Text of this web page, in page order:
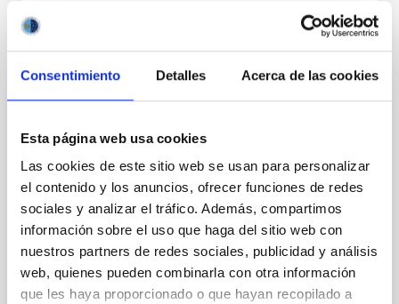
Consentimiento Detalles Acerca de las cookies
Esta página web usa cookies
Las cookies de este sitio web se usan para personalizar
el contenido y los anuncios, ofrecer funciones de redes
sociales y analizar el tráfico. Además, compartimos
información sobre el uso que haga del sitio web con
nuestros partners de redes sociales, publicidad y análisis
web, quienes pueden combinarla con otra información
que les haya proporcionado o que hayan recopilado a
el experimento en colaboración entre el
IAC y la Organización Europea de
InvestigaciónAstronómica Hemisferio Sur.
Ampliar los objetivos de la colaboración para permitir
que los experimentos de campo LGS-AO sean
realizados en el telescopio WHT de La Palma en
colaboración científica con el equipo de sistemas de